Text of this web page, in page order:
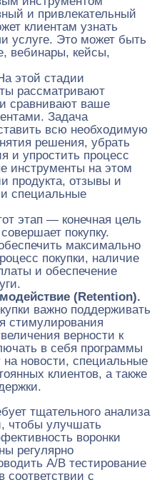
и привлекательный
клиентам узнать
услуге. Это может быть
вебинары, кейсы,
этой стадии
рассматривают
сравнивают ваше
Задача
всю необходимую
решения, убрать
и упростить процесс
инструменты на этом
продукта, отзывы и
специальные
этап — конечная цель
покупку.
максимально
покупки, наличие
и обеспечение
(Retention).
важно поддерживать
стимулирования
верности к
в себя программы
на новости, специальные
клиентов, а также
тщательного анализа
чтобы улучшать
воронки
регулярно
A/B тестирование
соответствии с